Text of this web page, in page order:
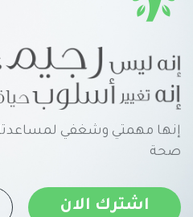
إنها مهمتي وشغفي
صحة
اشترك الان